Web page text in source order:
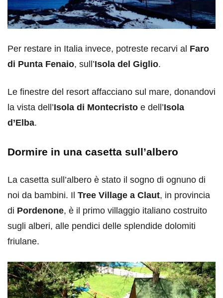
Per restare in Italia invece, potreste recarvi al Faro
di Punta Fenaio, sull’Isola del Giglio.
Le finestre del resort affacciano sul mare, donandovi
la vista dell’Isola di Montecristo e dell’Isola
d’Elba.
Dormire in una casetta sull’albero
La casetta sull’albero è stato il sogno di ognuno di
noi da bambini. Il Tree Village a Claut, in provincia
di Pordenone, è il primo villaggio italiano costruito
sugli alberi, alle pendici delle splendide dolomiti
friulane.